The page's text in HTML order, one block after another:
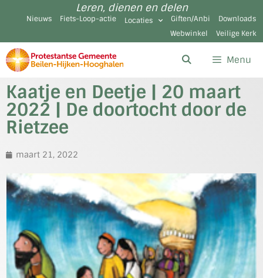
Leren, dienen en delen
Nieuws Fiets-Loop-actie Locaties Giften/Anbi
Downloads
Webwinkel
Veilige Kerk
Menu
Kaatje en Deetje | 20 maart
2022 | De doortocht door de
Rietzee
maart 21, 2022